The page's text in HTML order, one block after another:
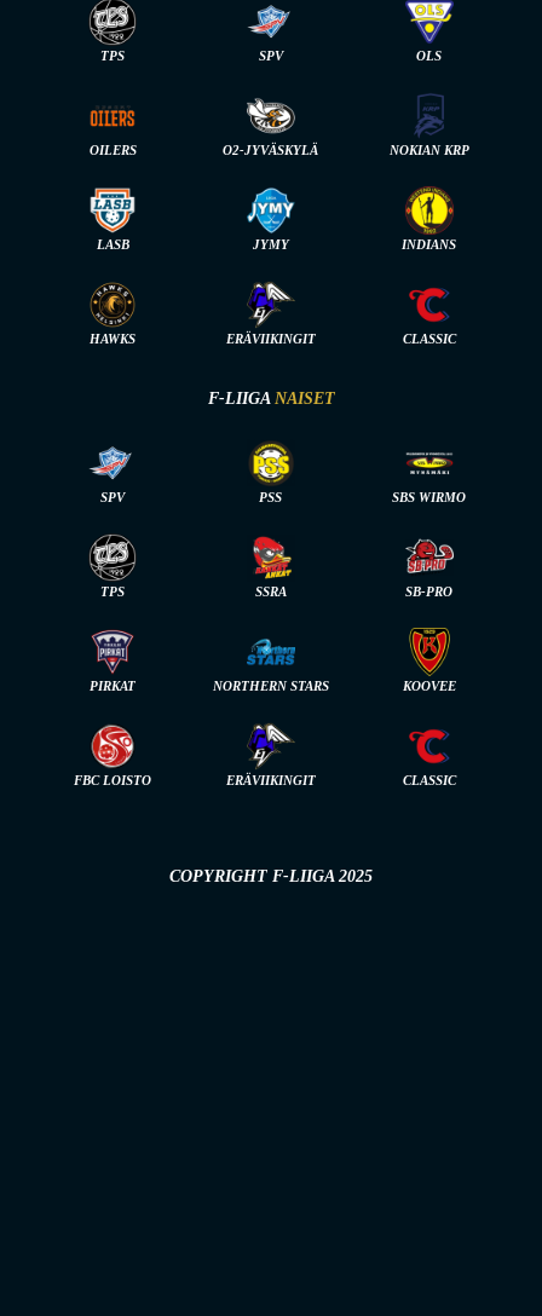
TPS SPV OLS
OILERS O2-JYVÄSKYLÄ NOKIAN KRP
LASB JYMY INDIANS
HAWKS ERÄVIIKINGIT CLASSIC
F-LIIGA NAISET
SPV PSS SBS WIRMO
TPS SSRA SB-PRO
PIRKAT NORTHERN STARS KOOVEE
FBC LOISTO ERÄVIIKINGIT CLASSIC
COPYRIGHT F-LIIGA 2025